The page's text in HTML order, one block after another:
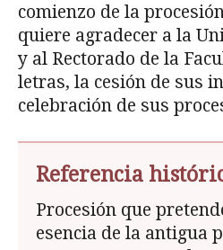
comienzo de la
quiere agradecer a la
y al Rectorado de la
letras, la cesión de sus
celebración de sus
Referencia
Procesión que
esencia de la antigua